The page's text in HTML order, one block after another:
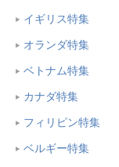
イギリス特集
オランダ特集
ベトナム特集
カナダ特集
フィリピン特集
ベルギー特集